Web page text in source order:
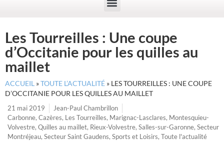
Les Tourreilles : Une coupe
d’Occitanie pour les quilles au
maillet
ACCUEIL »TOUTE L’ACTUALITÉ » LES TOURREILLES : UNE COUPE
D’OCCITANIE POUR LES QUILLES AU MAILLET
21 mai 2019
Jean-Paul Chambrillon
Carbonne, Cazères, Les Tourreilles, Marignac-Lasclares, Montesquieu-
Volvestre, Quilles au maillet, Rieux-Volvestre, Salles-sur-Garonne, Secteur
Montréjeau, Secteur Saint Gaudens, Sports et Loisirs, Toute l'actualité